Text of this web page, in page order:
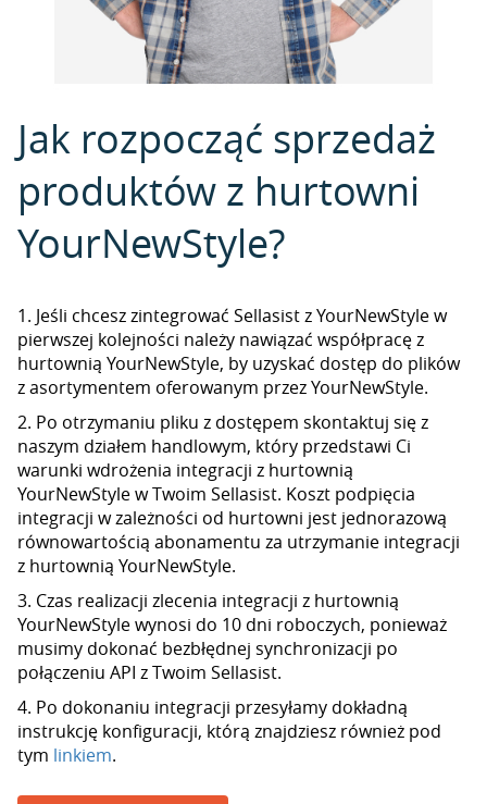
Jak rozpocząć sprzedaż
produktów z hurtowni
YourNewStyle?
1. Jeśli chcesz zintegrować Sellasist z YourNewStyle w
pierwszej kolejności należy nawiązać współpracę z
hurtownią YourNewStyle, by uzyskać dostęp do plików
z asortymentem oferowanym przez YourNewStyle.
2. Po otrzymaniu pliku z dostępem skontaktuj się z
naszym działem handlowym, który przedstawi Ci
warunki wdrożenia integracji z hurtownią
YourNewStyle w Twoim Sellasist. Koszt podpięcia
integracji w zależności od hurtowni jest jednorazową
równowartością abonamentu za utrzymanie integracji
z hurtownią YourNewStyle.
3. Czas realizacji zlecenia integracji z hurtownią
YourNewStyle wynosi do 10 dni roboczych, ponieważ
musimy dokonać bezbłędnej synchronizacji po
połączeniu API z Twoim Sellasist.
4. Po dokonaniu integracji przesyłamy dokładną
instrukcję konfiguracji, którą znajdziesz również pod
tym linkiem.